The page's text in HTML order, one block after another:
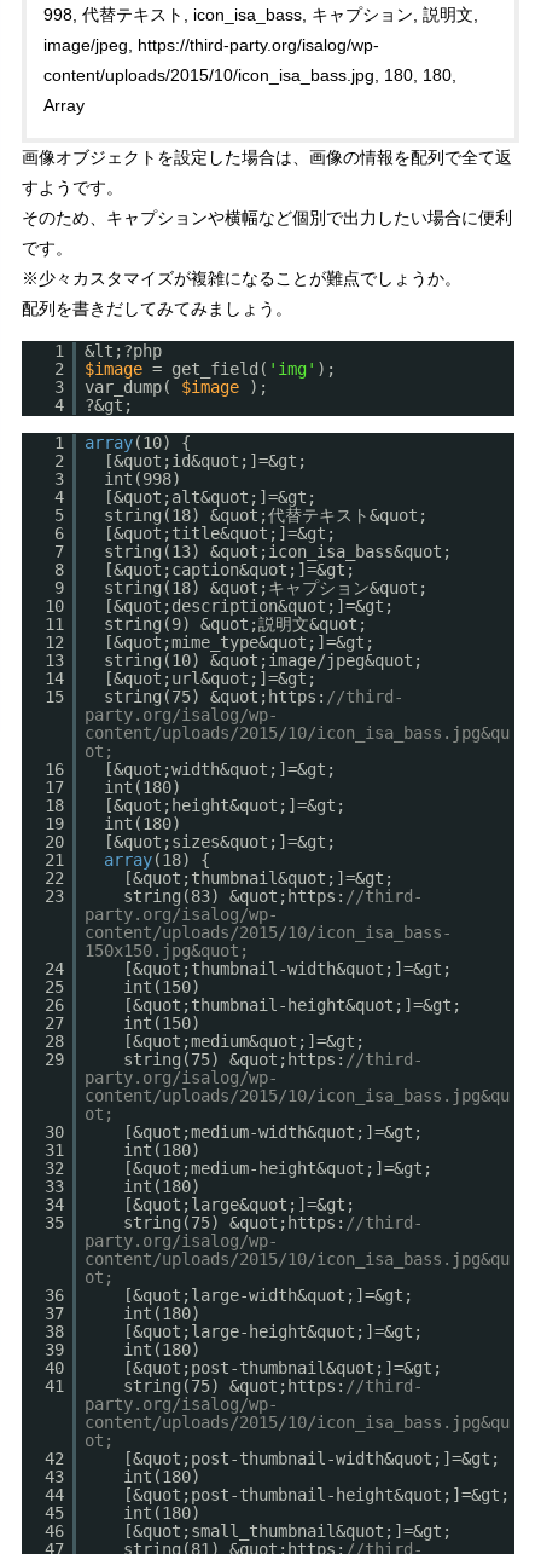
998, 代替テキスト, icon_isa_bass, キャプション, 説明文,
image/jpeg, https://third-party.org/isalog/wp-
content/uploads/2015/10/icon_isa_bass.jpg, 180, 180,
Array
画像オブジェクトを設定した場合は、画像の情報を配列で全て返
すようです。
そのため、キャプションや横幅など個別で出力したい場合に便利
です。
※少々カスタマイズが複雑になることが難点でしょうか。
配列を書きだしてみてみましょう。
1
&lt;?php
2
$image = get_field( 'img' );
3
var_dump( $image
);
4
?&gt;
1
array(10) {
2
[&quot;id&quot;]=&gt;
3
int(998)
4
[&quot;alt&quot;]=&gt;
5
string(18) &quot;代替テキスト&quot;
6
[&quot;title&quot;]=&gt;
7
string(13) &quot;icon_isa_bass&quot;
8
[&quot;caption&quot;]=&gt;
9
string(18) &quot;キャプション&quot;
10
[&quot;description&quot;]=&gt;
11
string(9) &quot;説明文&quot;
12
[&quot;mime_type&quot;]=&gt;
13
string(10) &quot;image/jpeg&quot;
14
[&quot;url&quot;]=&gt;
15
string(75) &quot;https: //third-
party.org/isalog/wp-
content/uploads/2015/10/icon_isa_bass.jpg&qu
ot;
16
[&quot;width&quot;]=&gt;
17
int(180)
18
[&quot;height&quot;]=&gt;
19
int(180)
20
[&quot;sizes&quot;]=&gt;
21
array(18) {
22
[&quot;thumbnail&quot;]=&gt;
23
string(83) &quot;https: //third-
party.org/isalog/wp-
content/uploads/2015/10/icon_isa_bass-
150x150.jpg&quot;
24
[&quot;thumbnail-width&quot;]=&gt;
25
int(150)
26
[&quot;thumbnail-height&quot;]=&gt;
27
int(150)
28
[&quot;medium&quot;]=&gt;
29
string(75) &quot;https: //third-
party.org/isalog/wp-
content/uploads/2015/10/icon_isa_bass.jpg&qu
ot;
30
[&quot;medium-width&quot;]=&gt;
31
int(180)
32
[&quot;medium-height&quot;]=&gt;
33
int(180)
34
[&quot;large&quot;]=&gt;
35
string(75) &quot;https: //third-
party.org/isalog/wp-
content/uploads/2015/10/icon_isa_bass.jpg&qu
ot;
36
[&quot;large-width&quot;]=&gt;
37
int(180)
38
[&quot;large-height&quot;]=&gt;
39
int(180)
40
[&quot;post-thumbnail&quot;]=&gt;
41
string(75) &quot;https: //third-
party.org/isalog/wp-
content/uploads/2015/10/icon_isa_bass.jpg&qu
ot;
42
[&quot;post-thumbnail-width&quot;]=&gt;
43
int(180)
44
[&quot;post-thumbnail-height&quot;]=&gt;
45
int(180)
46
[&quot;small_thumbnail&quot;]=&gt;
47
string(81) &quot;https: //third-